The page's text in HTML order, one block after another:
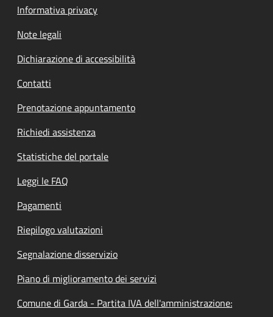
Informativa privacy
Note legali
Dichiarazione di accessibilità
Contatti
Prenotazione appuntamento
Richiedi assistenza
Statistiche del portale
Leggi le FAQ
Pagamenti
Riepilogo valutazioni
Segnalazione disservizio
Piano di miglioramento dei servizi
Comune di Garda - Partita IVA dell'amministrazione: